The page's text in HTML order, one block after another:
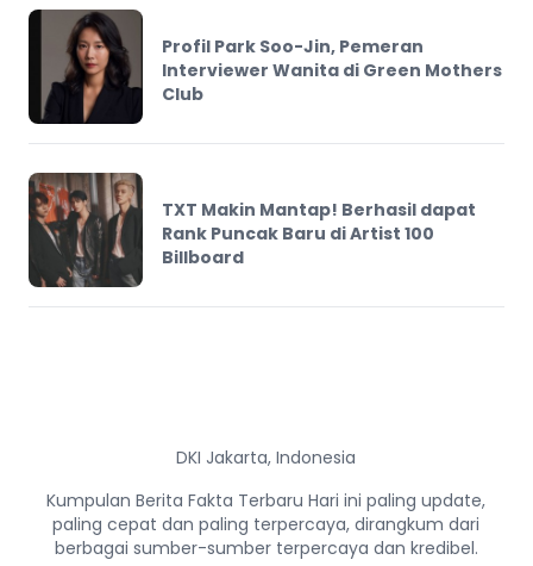
Profil Park Soo-Jin, Pemeran
Interviewer Wanita di Green Mothers
Club
TXT Makin Mantap! Berhasil dapat
Rank Puncak Baru di Artist 100
Billboard
DKI Jakarta, Indonesia
Kumpulan Berita Fakta Terbaru Hari ini paling update,
paling cepat dan paling terpercaya, dirangkum dari
berbagai sumber-sumber terpercaya dan kredibel.